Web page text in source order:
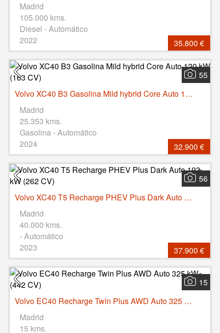
Madrid
105.000 kms.
Diesel - Automático
2022
35.800 €
55
Volvo XC40 B3 Gasolina Mild hybrid Core Auto 120 kW (163 CV)
Madrid
25.353 kms.
Gasolina - Automático
2024
32.900 €
56
Volvo XC40 T5 Recharge PHEV Plus Dark Auto 193 kW (262 CV)
Madrid
40.000 kms.
- Automático
2023
37.900 €
15
Volvo EC40 Recharge Twin Plus AWD Auto 325 kW (442 CV)
Madrid
15 kms.